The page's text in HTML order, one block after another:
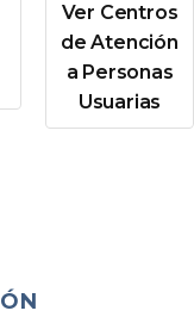
Ver Centros
de Atención
a Personas
Usuarias